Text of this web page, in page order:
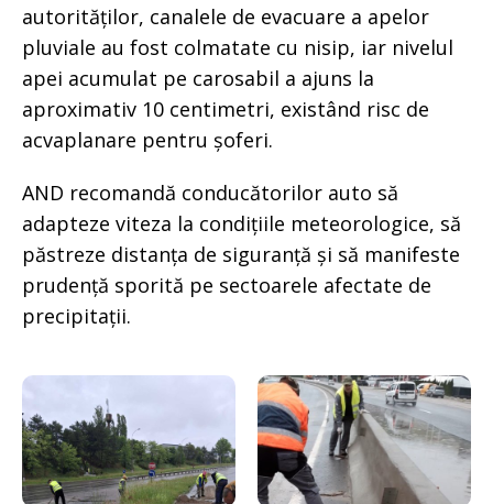
autorităților, canalele de evacuare a apelor
pluviale au fost colmatate cu nisip, iar nivelul
apei acumulat pe carosabil a ajuns la
aproximativ 10 centimetri, existând risc de
acvaplanare pentru șoferi.
AND recomandă conducătorilor auto să
adapteze viteza la condițiile meteorologice, să
păstreze distanța de siguranță și să manifeste
prudență sporită pe sectoarele afectate de
precipitații.